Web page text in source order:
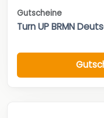
Gutscheine
Turn UP BRMN